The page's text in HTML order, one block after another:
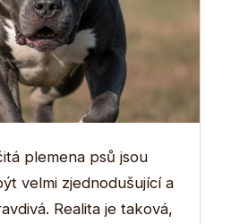
plemena psů jsou
velmi zjednodušující a
Realita je taková,